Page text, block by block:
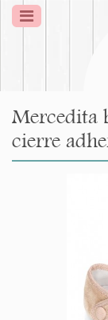
Mercedita
cierre